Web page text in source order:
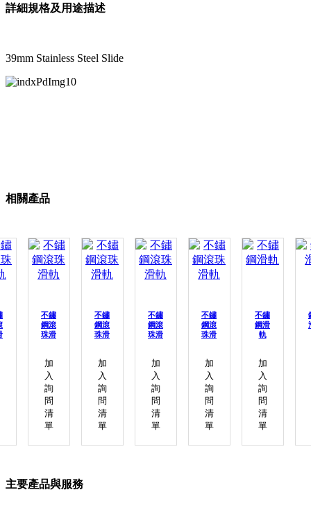
詳細規格及用途描述
39mm Stainless Steel Slide
相關產品
不鏽
鋼滾
珠滑
加
入
詢
問
清
單
不鏽
鋼滾
珠滑
加
入
詢
問
清
單
不鏽
鋼滾
珠滑
加
入
詢
問
清
單
不鏽
鋼滾
珠滑
加
入
詢
問
清
單
不鏽
鋼滑
軌
加
入
詢
問
清
單
主要產品與服務